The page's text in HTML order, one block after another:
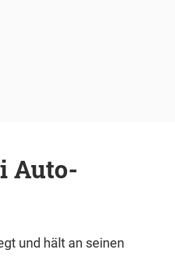
Auto-
und hält an seinen